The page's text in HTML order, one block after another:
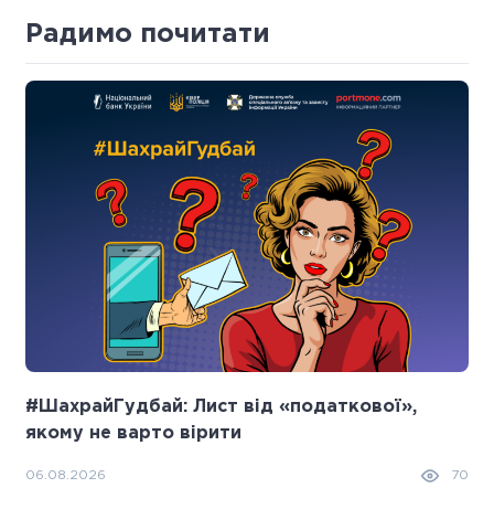
Радимо почитати
#ШахрайГудбай: Лист від «податкової»,
якому не варто вірити
06.08.2026 70